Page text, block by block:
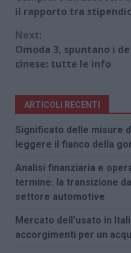
Reading
il rapporto tra
Next:
Omoda 3, spuntano i
cinese: tutte le info
ARTICOLI RECENTI
Significato delle misure
leggere il fianco della
Analisi finanziaria e
termine: la transizione
settore automotive
Mercato dell’usato in
accorgimenti per un